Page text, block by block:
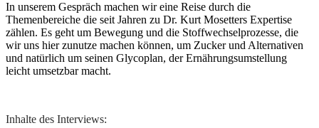
In unserem Gespräch machen wir eine Reise durch die
Themenbereiche die seit Jahren zu Dr. Kurt Mosetters Expertise
zählen. Es geht um Bewegung und die Stoffwechselprozesse, die
wir uns hier zunutze machen können, um Zucker und Alternativen
und natürlich um seinen Glycoplan, der Ernährungsumstellung
leicht umsetzbar macht.
Inhalte des Interviews: